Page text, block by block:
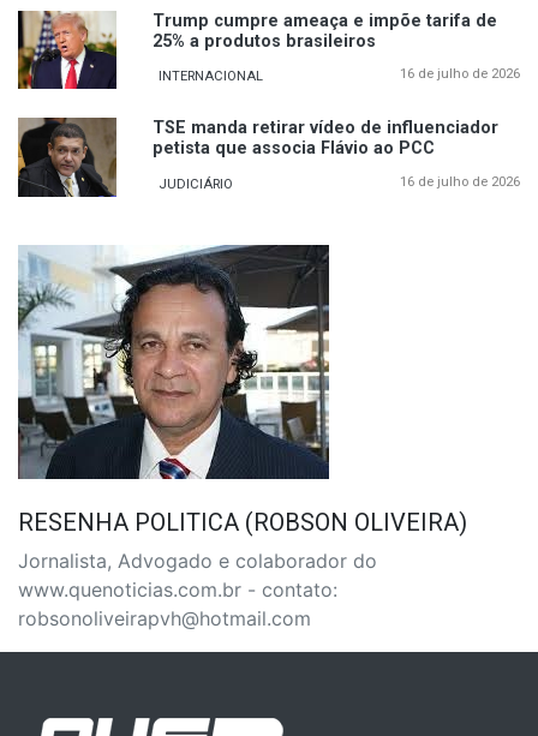
Trump cumpre ameaça e impõe tarifa de
25% a produtos brasileiros
INTERNACIONAL 16 de julho de 2026
TSE manda retirar vídeo de influenciador
petista que associa Flávio ao PCC
JUDICIÁRIO 16 de julho de 2026
RESENHA POLITICA (ROBSON OLIVEIRA)
Jornalista, Advogado e colaborador do
www.quenoticias.com.br - contato:
robsonoliveirapvh@hotmail.com